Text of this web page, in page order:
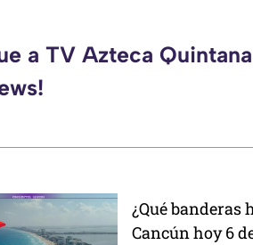
a TV Azteca Quintana
¿Qué banderas
Cancún hoy 6